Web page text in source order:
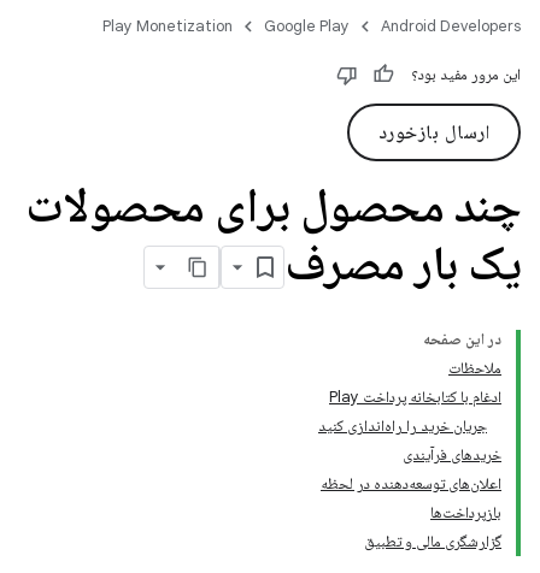
Android Developers
Google Play
Play Monetization
این مرور مفید بود؟
ارسال بازخورد
چند محصول برای محصولات
یک بار مصرف
در این صفحه
ملاحظات
ادغام با کتابخانه پرداخت Play
جریان خرید را راه‌اندازی کنید
خریدهای فرآیندی
اعلان‌های توسعه‌دهنده در لحظه
بازپرداخت‌ها
گزارشگری مالی و تطبیق